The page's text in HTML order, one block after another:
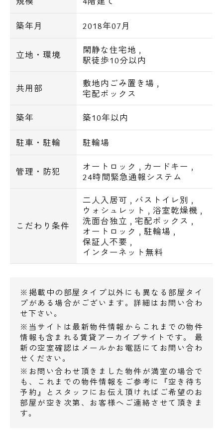
地上4階建てでエレベーターはありません
が、家賃設定は非常に低い価格帯となってお
ります。
インターネット利用料も月々無料の為、毎月
の費用も非常に経済的です。
間取りは全タイプ1LDKとなり、全タイプ角
部屋で３面採光の明るい室内です。
ウォークインクロゼット付きの間取りタイプ
や、２面バルコニー、使い勝手の良いカウン
ターキッチンのお部屋などが特に人気です。
追焚オートバスや浴室換気乾燥機など、室内
設備ももちろん充実です。
■当物件は、敷金礼金更新料がゼロになる
『オール０プラン』も御座います。
家賃設定が変わる為、詳しくは担当者までお
問い合わせ下さい。
～共用部 Equipment～
セコムセキュリティシステム、オートロッ
ク、宅配ボックス、ゴミステーション
～室内 Equipment～
ＴＶモニター付きインターホン、カードキー
システム、シャッター付雨戸、防犯合わせガ
ラス
フローリング、システムキッチン、ガスコン
築年月 2018年07月
立地・環境 閑静な住宅地 ,
駅徒歩10分以内
共用部 敷地内ごみ置き場 ,
宅配ボックス
築年 築10年以内
駐車・駐輪 駐輪場
管理・防犯 オートロック , カードキー ,
24時間緊急通報システム
こだわり条件
二人入居可 , バストイレ別 ,
ウォシュレット , 浴室乾燥機 ,
洗面台独立 ,宅配ボックス ,
オートロック , 駐輪場 ,
保証人不要 ,
インターネット無料
※掲載中の部屋タイプ以外にも異なる部屋タイ
プがある場合がございます。詳細はお問い合わ
せ下さい。
※当サイトは最新物件情報からこれまでの物件
情報も含まれる賃貸アーカイブサイトです。 最
新の空室確認はメールかお電話にてお問い合わ
せください。
※お問い合わせ頂きました物件が満室の場合で
も、これまでの物件情報をご参考に『空き待ち
予約』とスタッフにお伝え頂ければご希望のお
部屋が空き次第、お客様へご連絡させて頂きま
す。